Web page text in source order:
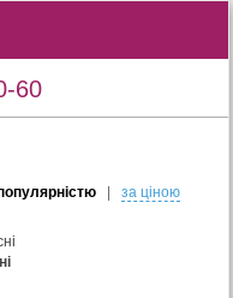
60
| за цiною